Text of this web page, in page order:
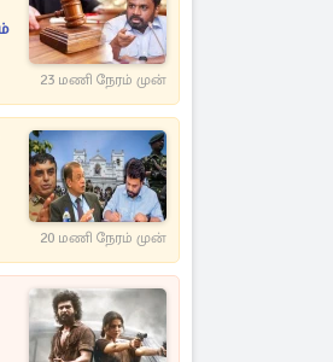
23 மணி நேரம் முன்
20 மணி நேரம் முன்